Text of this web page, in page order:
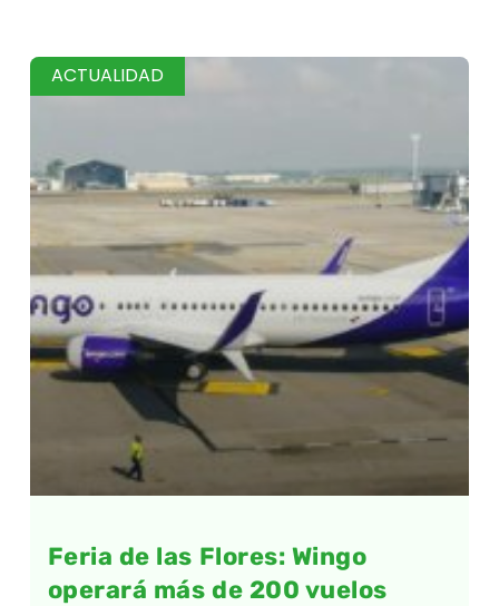
ACTUALIDAD
Feria de las Flores: Wingo
operará más de 200 vuelos